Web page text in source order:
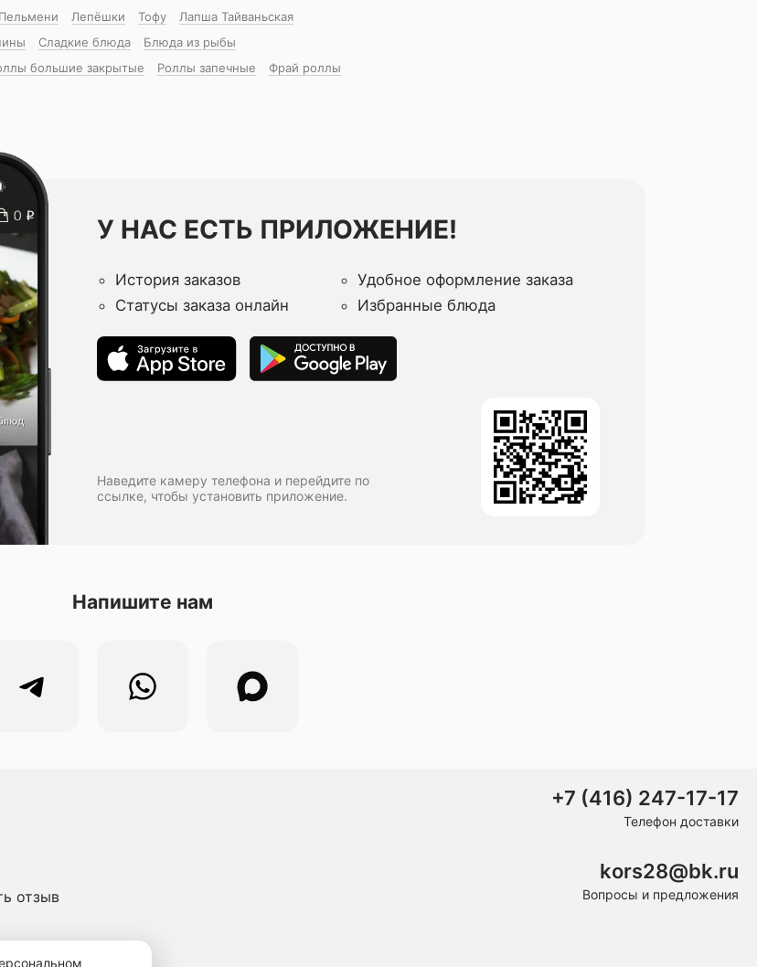
Пельмени Лепёшки Тофу
Лапша Тайваньская
Сладкие блюда
Блюда из рыбы
большие закрытые Роллы запечные
Фрай роллы
У НАС ЕСТЬ ПРИЛОЖЕНИЕ!
История заказов
Удобное оформление заказа
Статусы заказа онлайн
Избранные блюда
Наведите камеру телефона и перейдите по
ссылке, чтобы установить приложение.
Напишите нам
отзыв
+7 (416) 247-17-17
Телефон доставки
kors28@bk.ru
Вопросы и предложения